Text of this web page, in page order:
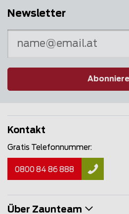
Newsletter
Kontakt
Gratis Telefonnummer:
0800 84 86 888
Über Zaunteam